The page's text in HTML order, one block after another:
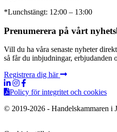
*Lunchstängt: 12:00 – 13:00
Prenumerera på vårt
Vill du ha våra senaste nyheter
så får du inbjudningar, erbjudanden
Registrera dig här
Policy för integritet och cookies
© 2019-2026 - Handelskammaren i